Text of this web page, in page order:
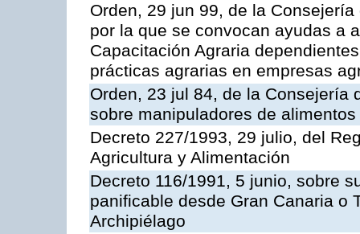
Orden, 29 jun 99, de la
por la que se convocan ayudas a
Capacitación Agraria
prácticas agrarias en empresas
Orden, 23 jul 84, de la Consejería
sobre manipuladores de alimentos
Decreto 227/1993, 29 julio, del
Agricultura y Alimentación
Decreto 116/1991, 5 junio, sobre
panificable desde Gran Canaria o
Archipiélago